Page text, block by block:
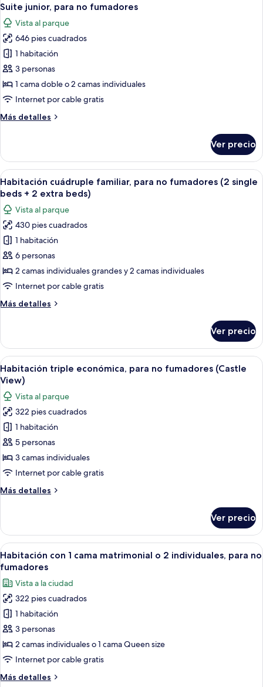
Suite junior, para no fumadores
Vista al parque
646 pies cuadrados
1 habitación
3 personas
1 cama doble o 2 camas individuales
Internet por cable gratis
Más detalles
Más
junior,
para
no
fumadores
Ver precio
Abrir
todas
las
fotos
de
Habitación
cuádruple
familiar,
para
fumadores
beds
+
2
extra
beds)
Habitación de hotel con dos camas,
3
Habitación cuádruple familiar, para no fumadores (2 single
beds + 2 extra beds)
Vista al parque
430 pies cuadrados
1 habitación
6 personas
2 camas individuales grandes y 2 camas individuales
Internet por cable gratis
Más detalles
Más
cuádruple
familiar,
para
no
fumadores
(2
single
beds
+
2
beds)
Ver precio
Abrir
todas
las
fotos
de
Habitación
triple
económica,
para
fumadores
Habitación de hotel con dos camas,
4
Habitación triple económica, para no fumadores (Castle
View)
Vista al parque
322 pies cuadrados
1 habitación
5 personas
3 camas individuales
Internet por cable gratis
Más detalles
Más
triple
económica,
para
no
(Castle
View)
Ver precio
Abrir
todas
las
fotos
de
Habitación
con
1
cama
o
Habitación de hotel con dos camas,
4
Habitación con 1 cama matrimonial o 2 individuales, para no
fumadores
Vista a la ciudad
322 pies cuadrados
1 habitación
3 personas
2 camas individuales o 1 cama Queen size
Internet por cable gratis
Más detalles
Más